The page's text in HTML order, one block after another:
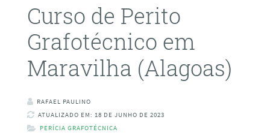
Curso de Perito
Grafotécnico em
Maravilha (Alagoas)
RAFAEL PAULINO
ATUALIZADO EM: 18 DE JUNHO DE 2023
PERÍCIA GRAFOTÉCNICA